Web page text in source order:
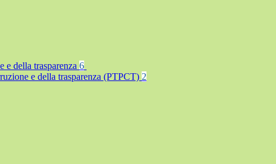
e della trasparenza 6
e della trasparenza (PTPCT) 2